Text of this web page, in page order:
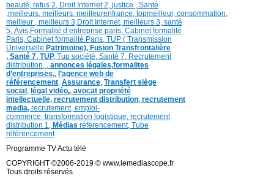
beauté, refus 2 Droit Internet 2 justice , Santé
meilleurs meilleurs meilleurenfrance, topmeilleur, consommation
meilleur , meilleurs 3, Droit Internet, meilleurs 3, santé
5, Avis Formalité d’entreprise paris, Cabinet formalité
Paris, Cabinet formalité Paris, TUP ( Transmission
Universelle Patrimoine), Fusion Transfrontalière
, Santé 7, TUP, Tup société, Santé 7, Recrutement
distribution,
annonces légales,formalites
d’entreprises, l’agence web de
référencement Assurance Transfert siège
social légal vidéo, avocat propriété
intellectuelle, recrutement distribution, recrutement
media, recrutement, emploi-
commerce, transformation logistique, recrutement
distribution 1, Médias référencement, Tube
référencement
Programme TV Actu télé
COPYRIGHT ©2006-2019 © www.lemediascope.fr
Tous droits réservés